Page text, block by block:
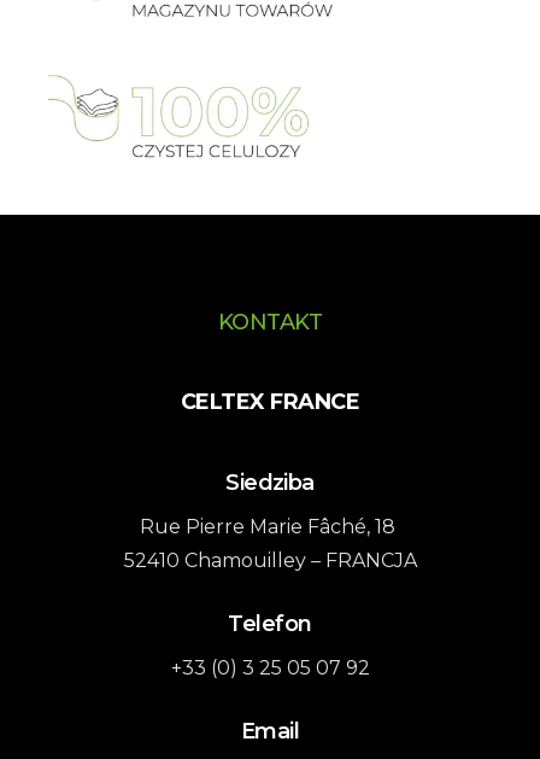
KONTAKT
CELTEX FRANCE
Siedziba
Rue Pierre Marie Fâché, 18
52410 Chamouilley – FRANCJA
Telefon
+33 (0) 3 25 05 07 92
Email